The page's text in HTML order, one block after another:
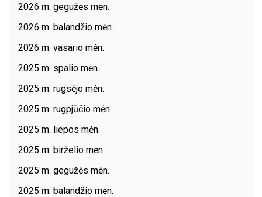
2026 m. gegužės mėn.
2026 m. balandžio mėn.
2026 m. vasario mėn.
2025 m. spalio mėn.
2025 m. rugsėjo mėn.
2025 m. rugpjūčio mėn.
2025 m. liepos mėn.
2025 m. birželio mėn.
2025 m. gegužės mėn.
2025 m. balandžio mėn.